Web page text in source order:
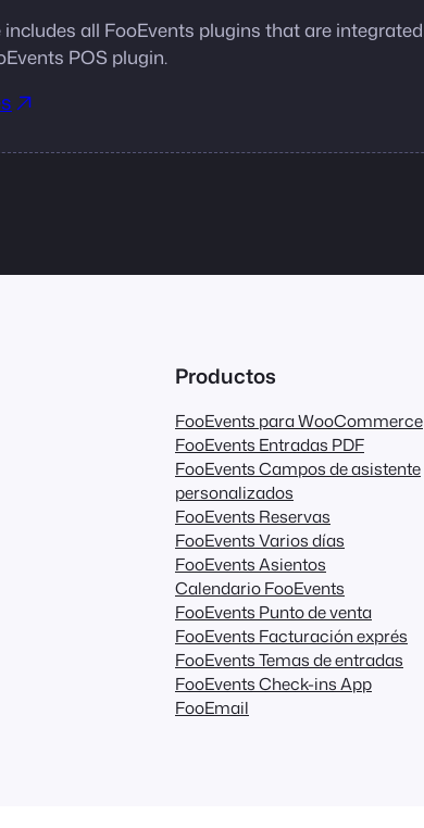
includes all FooEvents plugins that are integrated
POS plugin.
Productos
FooEvents para WooCommerce
FooEvents Entradas PDF
FooEvents Campos de asistente
personalizados
FooEvents Reservas
FooEvents Varios días
FooEvents Asientos
Calendario FooEvents
FooEvents Punto de venta
FooEvents Facturación exprés
FooEvents Temas de entradas
FooEvents Check-ins App
FooEmail